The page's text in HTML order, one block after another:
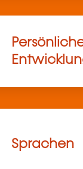
Sprachen